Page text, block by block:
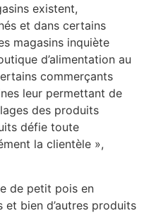
existent,
et dans certains
magasins inquiète
d’alimentation au
commerçants
leur permettant de
des produits
défie toute
la clientèle »,
de petit pois en
bien d’autres produits